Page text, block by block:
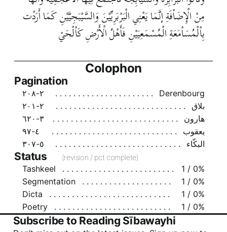
مِنْ الْإِضَاْفَةِ إنَّمَا يَعْنِي الْبَرْبَرِيِّيْنَ وَالسَّيْبَجِيَّيْنِ كَمَا أَرَدْت
بِاْلْمُسَاْمَعَةِ الْمُسْمَعِيَيْنِ فَأَهْلُ الْأَرْضِ كَاْلْحَيْ
Colophon
Pagination
Derenbourg
٢-٢٠٨
بلاق
٢-٢٠١
هارون
٣-٦٢٠
يعقوب
٤-٩٧
البكّاء
٥-٣٠٧
Status (revision / pct complete)
Tashkeel
1 / 0%
Segmentation
1 / 0%
Dicta
1 / 0%
Poetry
1 / 0%
Subscribe to Reading Sībawayhi